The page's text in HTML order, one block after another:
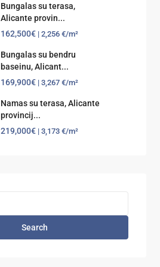
Bungalas su terasa,
Alicante provin...
162,500€ | 2,256 €/m²
Bungalas su bendru
baseinu, Alicant...
169,900€ | 3,267 €/m²
Namas su terasa, Alicante
provincij...
219,000€ | 3,173 €/m²
Search